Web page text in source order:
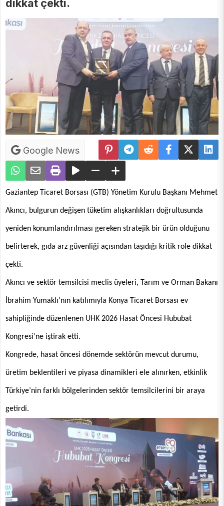
dikkat çekti.
Google News
Gaziantep Ticaret Borsası (GTB) Yönetim Kurulu Başkanı Mehmet
Akıncı, bulgurun değişen tüketim alışkanlıkları doğrultusunda
yeniden konumlandırılması gereken stratejik bir ürün olduğunu
belirterek, gıda arz güvenliği açısından taşıdığı kritik role dikkat
çekti.
Akıncı ve sektör temsilcisi meclis üyeleri, Tarım ve Orman Bakanı
İbrahim Yumaklı’nın katılımıyla Konya Ticaret Borsası ev
sahipliğinde düzenlenen UHK 2026 Hasat Öncesi Hububat
Kongresi’ne iştirak etti.
Kongrede, hasat öncesi dönemde sektörün mevcut durumu,
üretim beklentileri ve piyasa dinamikleri ele alınırken, etkinlik
Türkiye’nin farklı bölgelerinden sektör temsilcilerini bir araya
getirdi.